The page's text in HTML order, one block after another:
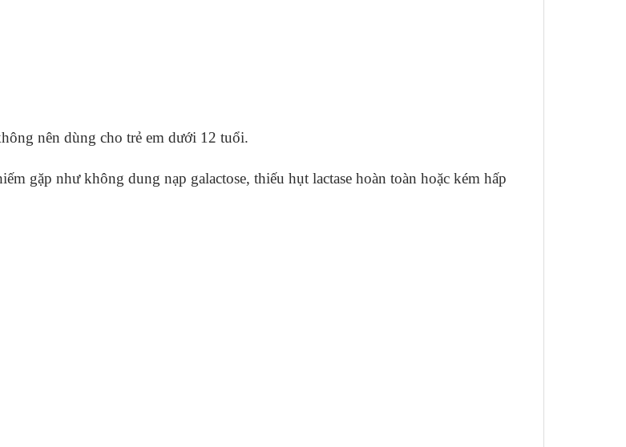
nên dùng cho trẻ em dưới 12 tuổi.
gặp như không dung nạp galactose, thiếu hụt lactase hoàn toàn hoặc kém hấp